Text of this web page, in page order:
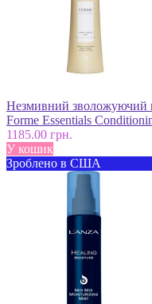
Незмивний зволожуючий
Forme Essentials
1185.00 грн.
У кошик
Зроблено в США